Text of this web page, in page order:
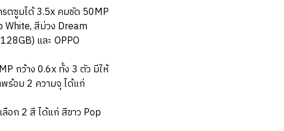
ตซูมได้ 3.5x คมชัด 50MP
White, สีม่วง Dream
และ OPPO
กว้าง 0.6x ทั้ง 3 ตัว มีให้
ร้อม 2 ความจุ ได้แก่
อก 2 สี ได้แก่ สีขาว Pop